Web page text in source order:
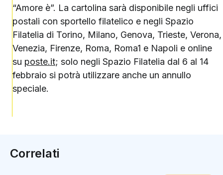
“Amore è”. La cartolina sarà disponibile negli uffici
postali con sportello filatelico e negli Spazio
Filatelia di Torino, Milano, Genova, Trieste, Verona,
Venezia, Firenze, Roma, Roma1 e Napoli e online
su poste.it; solo negli Spazio Filatelia dal 6 al 14
febbraio si potrà utilizzare anche un annullo
speciale.
Correlati